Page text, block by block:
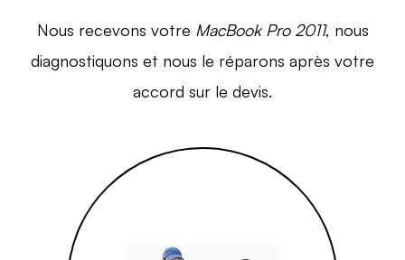
Nous recevons votre MacBook Pro 2011, nous
diagnostiquons et nous le réparons après votre
accord sur le devis.